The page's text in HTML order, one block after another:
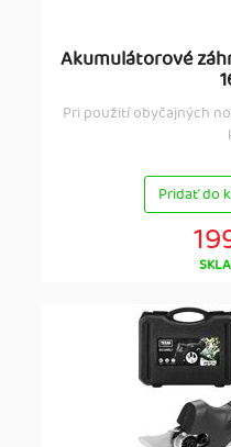
Akumulátorové
Pri použití obyčajných
Pridať do